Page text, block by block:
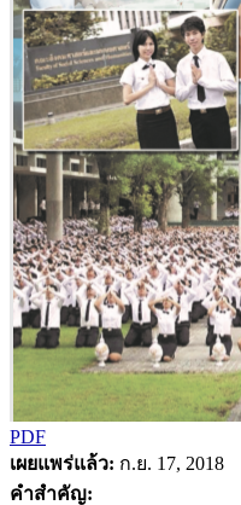
PDF
เผยแพร่แล้ว: ก.ย. 17, 2018
คำสำคัญ: